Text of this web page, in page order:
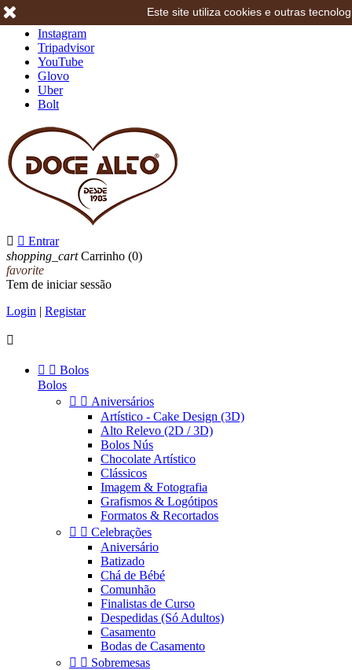
Instagram
Tripadvisor
YouTube
Glovo
Uber
Bolt
  Entrar
shopping_cart Carrinho (0)
favorite
Tem de iniciar sessão
Login | Registar

  Bolos
Bolos
  Aniversários
Artístico - Cake Design (3D)
Alto Relevo (2D / 3D)
Bolos Nús
Chocolate Artístico
Clássicos
Imagem & Fotografia
Grafismos & Logótipos
Formatos & Recortados
  Celebrações
Aniversário
Batizado
Chá de Bébé
Comunhão
Finalistas de Curso
Despedidas (Só Adultos)
Casamento
Bodas de Casamento
  Sobremesas
Este site utiliza cookies e outras